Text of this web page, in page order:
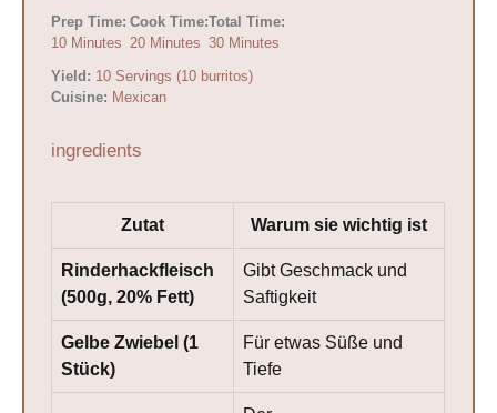
Prep Time:
10 Minutes
Cook Time:
20 Minutes
Total Time:
30 Minutes
Yield: 10 Servings (10 burritos)
Cuisine: Mexican
ingredients
Zutat Warum sie wichtig ist
Rinderhackfleisch
(500g, 20% Fett)
Gibt Geschmack und
Saftigkeit
Gelbe Zwiebel (1
Stück)
Für etwas Süße und
Tiefe